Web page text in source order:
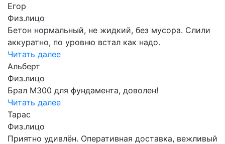
Егор
Физ.лицо
Бетон нормальный, не жидкий, без мусора. Слили
аккуратно, по уровню встал как надо.
Читать далее
Альберт
Физ.лицо
Брал М300 для фундамента, доволен!
Читать далее
Тарас
Физ.лицо
Приятно удивлён. Оперативная доставка, вежливый